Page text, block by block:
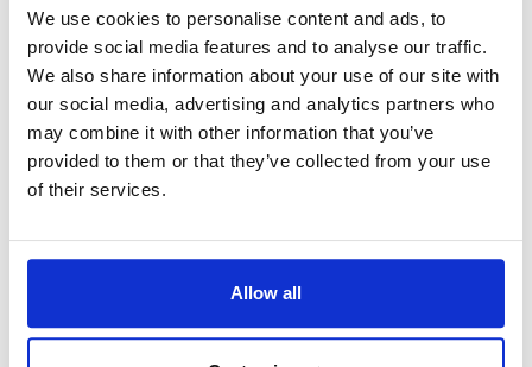
We use cookies to personalise content and ads, to
provide social media features and to analyse our traffic.
We also share information about your use of our site with
our social media, advertising and analytics partners who
may combine it with other information that you’ve
provided to them or that they’ve collected from your use
of their services.
Allow all
Privada
el tercer lugar a nivel mundial
en cuanto a la
estructura de equilibrio entre la vida laboral y personal, lo
que significa que la mezcla de vida privada y negocios (o
cualquier otro tipo de trabajo) no es bienvenida. Como tal,
de trabajo y evite llamar a sus compañeros de trabajo
trabajo. De hecho, es ilegal que los empleadores llamen a
sus empleados durante su tiempo libre.